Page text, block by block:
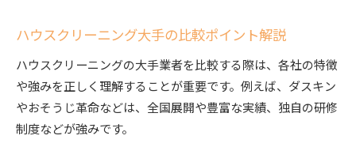
ハウスクリーニング大手の比較ポイント解説
ハウスクリーニングの大手業者を比較する際は、各社の特徴
や強みを正しく理解することが重要です。例えば、ダスキン
やおそうじ革命などは、全国展開や豊富な実績、独自の研修
制度などが強みです。